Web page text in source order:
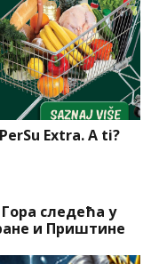
Extra. A ti?
следећа у
и Приштине